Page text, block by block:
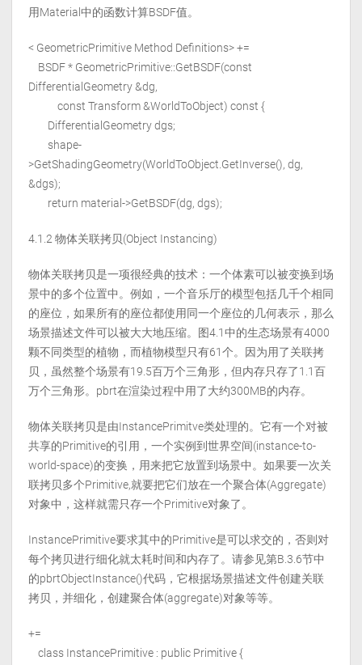
用Material中的函数计算BSDF值。
< GeometricPrimitive Method Definitions> +=
BSDF * GeometricPrimitive::GetBSDF(const
DifferentialGeometry &dg,
const Transform &WorldToObject) const {
DifferentialGeometry dgs;
shape-
>GetShadingGeometry(WorldToObject.GetInverse(), dg,
&dgs);
return material->GetBSDF(dg, dgs);
4.1.2 物体关联拷贝(Object Instancing)
物体关联拷贝是一项很经典的技术：一个体素可以被变换到场
景中的多个位置中。例如，一个音乐厅的模型包括几千个相同
的座位，如果所有的座位都使用同一个座位的几何表示，那么
场景描述文件可以被大大地压缩。图4.1中的生态场景有4000
颗不同类型的植物，而植物模型只有61个。因为用了关联拷
贝，虽然整个场景有19.5百万个三角形，但内存只存了1.1百
万个三角形。pbrt在渲染过程中用了大约300MB的内存。
物体关联拷贝是由InstancePrimitve类处理的。它有一个对被
共享的Primitive的引用，一个实例到世界空间(instance-to-
world-space)的变换，用来把它放置到场景中。如果要一次关
联拷贝多个Primitive,就要把它们放在一个聚合体(Aggregate)
对象中，这样就需只存一个Primitive对象了。
InstancePrimitive要求其中的Primitive是可以求交的，否则对
每个拷贝进行细化就太耗时间和内存了。请参见第B.3.6节中
的pbrtObjectInstance()代码，它根据场景描述文件创建关联
拷贝，并细化，创建聚合体(aggregate)对象等等。
+=
class InstancePrimitive : public Primitive {